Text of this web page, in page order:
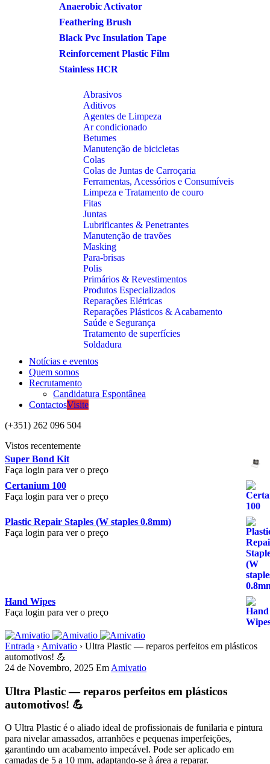
Anaerobic Activator
Feathering Brush
Black Pvc Insulation Tape
Reinforcement Plastic Film
Stainless HCR
Abrasivos
Aditivos
Agentes de Limpeza
Ar condicionado
Betumes
Manutenção de bicicletas
Colas
Colas de Juntas de Carroçaria
Ferramentas, Acessórios e Consumíveis
Limpeza e Tratamento de couro
Fitas
Juntas
Lubrificantes & Penetrantes
Manutenção de travões
Masking
Para-brisas
Polis
Primários & Revestimentos
Produtos Especializados
Reparações Elétricas
Reparações Plásticos & Acabamento
Saúde e Segurança
Tratamento de superfícies
Soldadura
Notícias e eventos
Quem somos
Recrutamento
Candidatura Espontânea
ContactosVisite
(+351) 262 096 504
Vistos recentemente
Super Bond Kit
Faça login para ver o preço
Certanium 100
Faça login para ver o preço
Plastic Repair Staples (W staples 0.8mm)
Faça login para ver o preço
Hand Wipes
Faça login para ver o preço
Entrada › Amivatio › Ultra Plastic — reparos perfeitos em plásticos
automotivos! 💪
24 de Novembro, 2025 Em Amivatio
Ultra Plastic — reparos perfeitos em plásticos
automotivos! 💪
O Ultra Plastic é o aliado ideal de profissionais de funilaria e pintura
para nivelar amassados, arranhões e pequenas imperfeições,
garantindo um acabamento impecável. Pode ser aplicado em
camadas de 5 a 10 mm, adaptando-se à área a reparar.